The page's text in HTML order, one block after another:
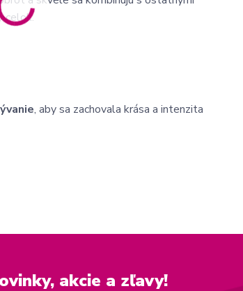
celok.
, aby sa zachovala krása a intenzita
akcie a zľavy!